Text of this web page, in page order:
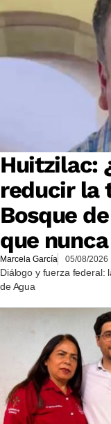
Huitzilac:
reducir la
Bosque
que nunca
Marcela García 05/08/2026
Diálogo y fuerza federal:
de Agua